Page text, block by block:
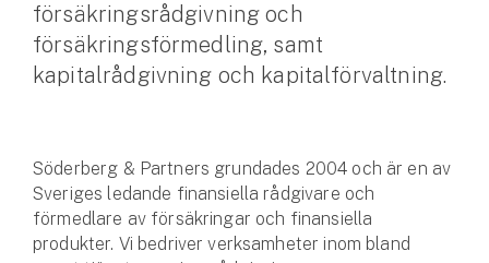
Släpvagnsförsäkring
Husvagnsförsäkring
Mc-försäkring
Märkesförsäkringar
Båt
försäkringsrådgivning och
försäkringsförmedling, samt
kapitalrådgivning och kapitalförvaltning.
Söderberg & Partners grundades 2004 och är en av
Sveriges ledande finansiella rådgivare och
förmedlare av försäkringar och finansiella
produkter. Vi bedriver verksamheter inom bland